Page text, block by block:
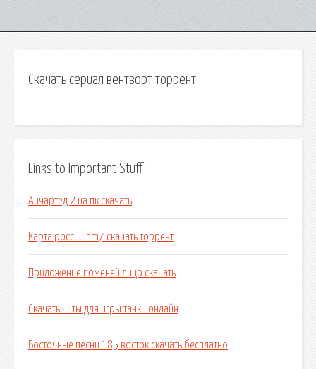
Скачать сериал вентворт торрент
Links to Important Stuff
Анчартед 2 на пк скачать
Карта россии nm7 скачать торрент
Приложение поменяй лицо скачать
Скачать читы для игры танки онлайн
Восточные песни 185 восток скачать бесплатно